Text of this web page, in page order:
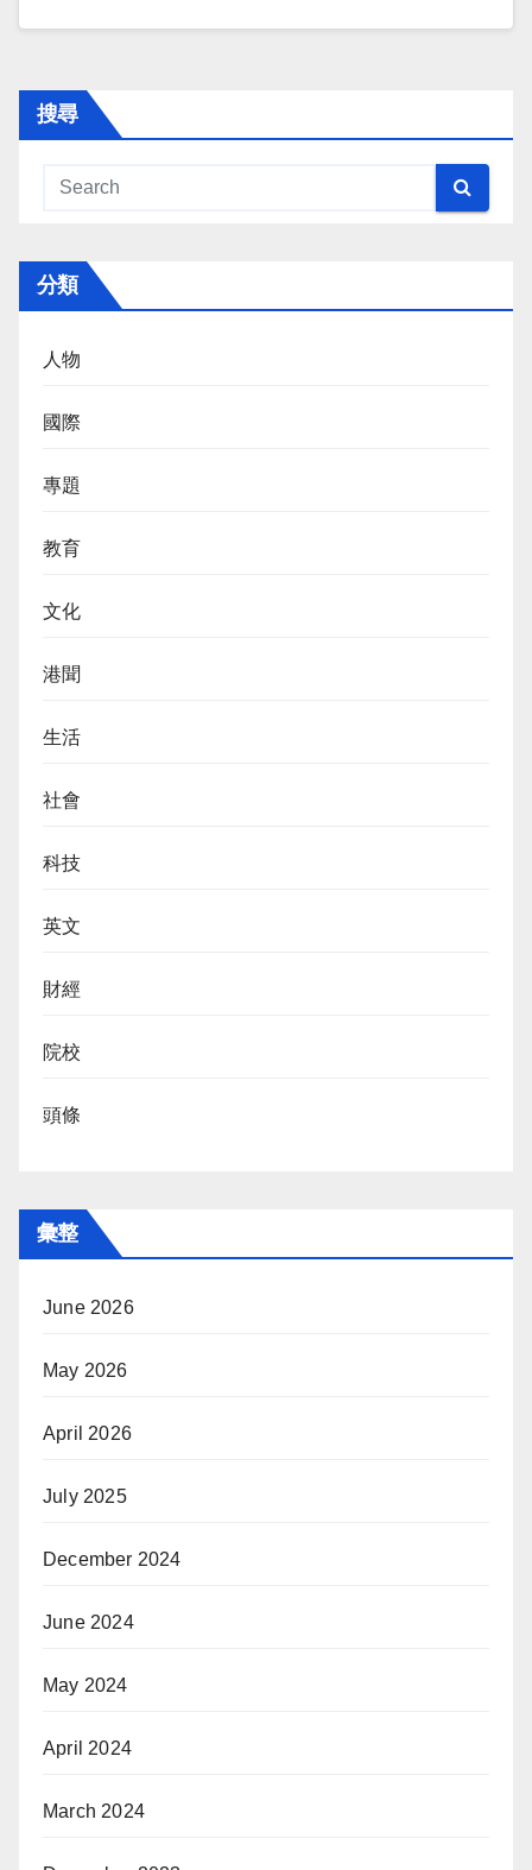
搜尋
分類
人物
國際
專題
教育
文化
港聞
生活
社會
科技
英文
財經
院校
頭條
彙整
June 2026
May 2026
April 2026
July 2025
December 2024
June 2024
May 2024
April 2024
March 2024